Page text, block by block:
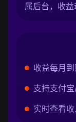
属后台，收益
收益每月
支持支付
实时查看